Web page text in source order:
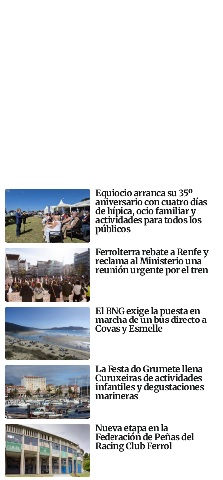
Equiocio arranca su 35º
aniversario con cuatro días
de hípica, ocio familiar y
actividades para todos los
públicos
Ferrolterra rebate a Renfe y
reclama al Ministerio una
reunión urgente por el tren
El BNG exige la puesta en
marcha de un bus directo a
Covas y Esmelle
La Festa do Grumete llena
Curuxeiras de actividades
infantiles y degustaciones
marineras
Nueva etapa en la
Federación de Peñas del
Racing Club Ferrol